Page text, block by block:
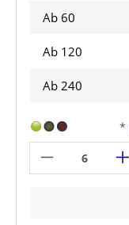
Ab 60
Ab 120
Ab 240
*